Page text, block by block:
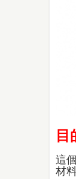
目
這
材料